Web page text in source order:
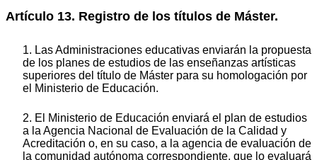
Artículo 13. Registro de los títulos de Máster.
1. Las Administraciones educativas enviarán la propuesta
de los planes de estudios de las enseñanzas artísticas
superiores del título de Máster para su homologación por
el Ministerio de Educación.
2. El Ministerio de Educación enviará el plan de estudios
a la Agencia Nacional de Evaluación de la Calidad y
Acreditación o, en su caso, a la agencia de evaluación de
la comunidad autónoma correspondiente, que lo evaluará